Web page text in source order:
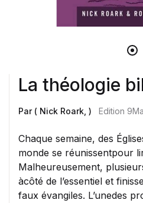
La théologie
Par ( Nick Roark, ) Edition
Chaque semaine, des
monde se réunissentpour
Malheureusement,
àcôté de l’essentiel et
faux évangiles. L’unedes